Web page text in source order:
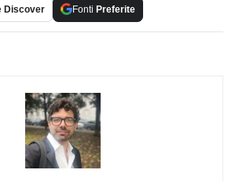
Discover Fonti Preferite